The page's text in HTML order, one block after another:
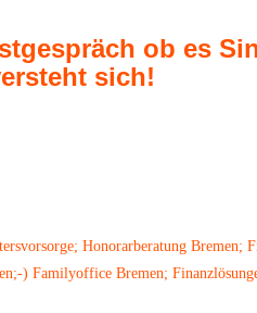
ob es
sich!
Honorarberatung Bremen;
) Familyoffice Bremen;